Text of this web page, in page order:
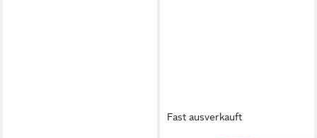
Fast ausverkauft